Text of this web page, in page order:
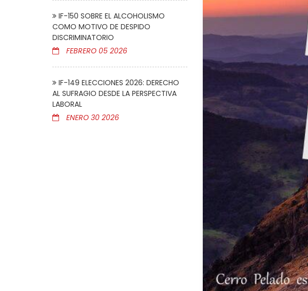
IF-150 SOBRE EL ALCOHOLISMO
COMO MOTIVO DE DESPIDO
DISCRIMINATORIO
FEBRERO 05 2026
IF-149 ELECCIONES 2026: DERECHO
AL SUFRAGIO DESDE LA PERSPECTIVA
LABORAL
ENERO 30 2026